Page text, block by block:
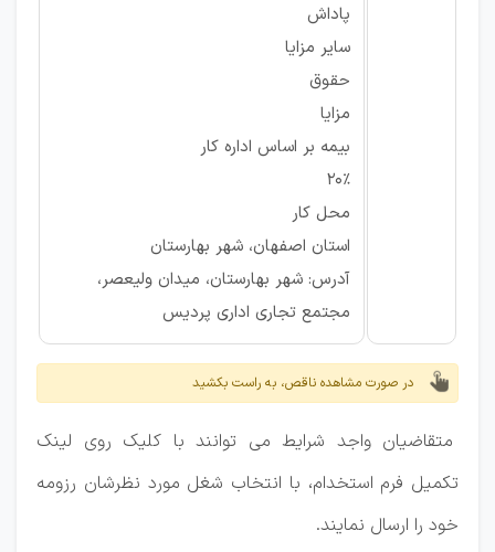
پاداش
سایر مزایا
حقوق
مزایا
بیمه بر اساس اداره کار
20%
محل کار
استان اصفهان، شهر بهارستان
آدرس: شهر بهارستان، میدان ولیعصر،
مجتمع تجاری اداری پردیس
در صورت مشاهده ناقص، به راست بکشید
متقاضیان واجد شرایط می توانند با کلیک روی لینک
تکمیل فرم استخدام، با انتخاب شغل مورد نظرشان رزومه
خود را ارسال نمایند.